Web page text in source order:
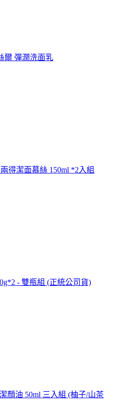
爾 彈潤洗面乳
得潔面慕絲 150ml *2入組
- 雙瓶組 (正統公司貨)
顏油 50ml 三入組 (柚子/山茶